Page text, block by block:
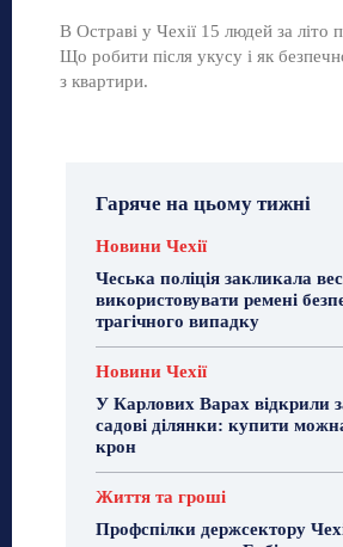
В Остраві у Чехії 15 людей за літо
Що робити після укусу і як
з квартири.
Гаряче на цьому тижні
Новини Чехії
Чеська поліція закликала
використовувати ремені
трагічного випадку
Новини Чехії
У Карлових Варах відкрили
садові ділянки: купити
крон
Життя та гроші
Профспілки держсектору